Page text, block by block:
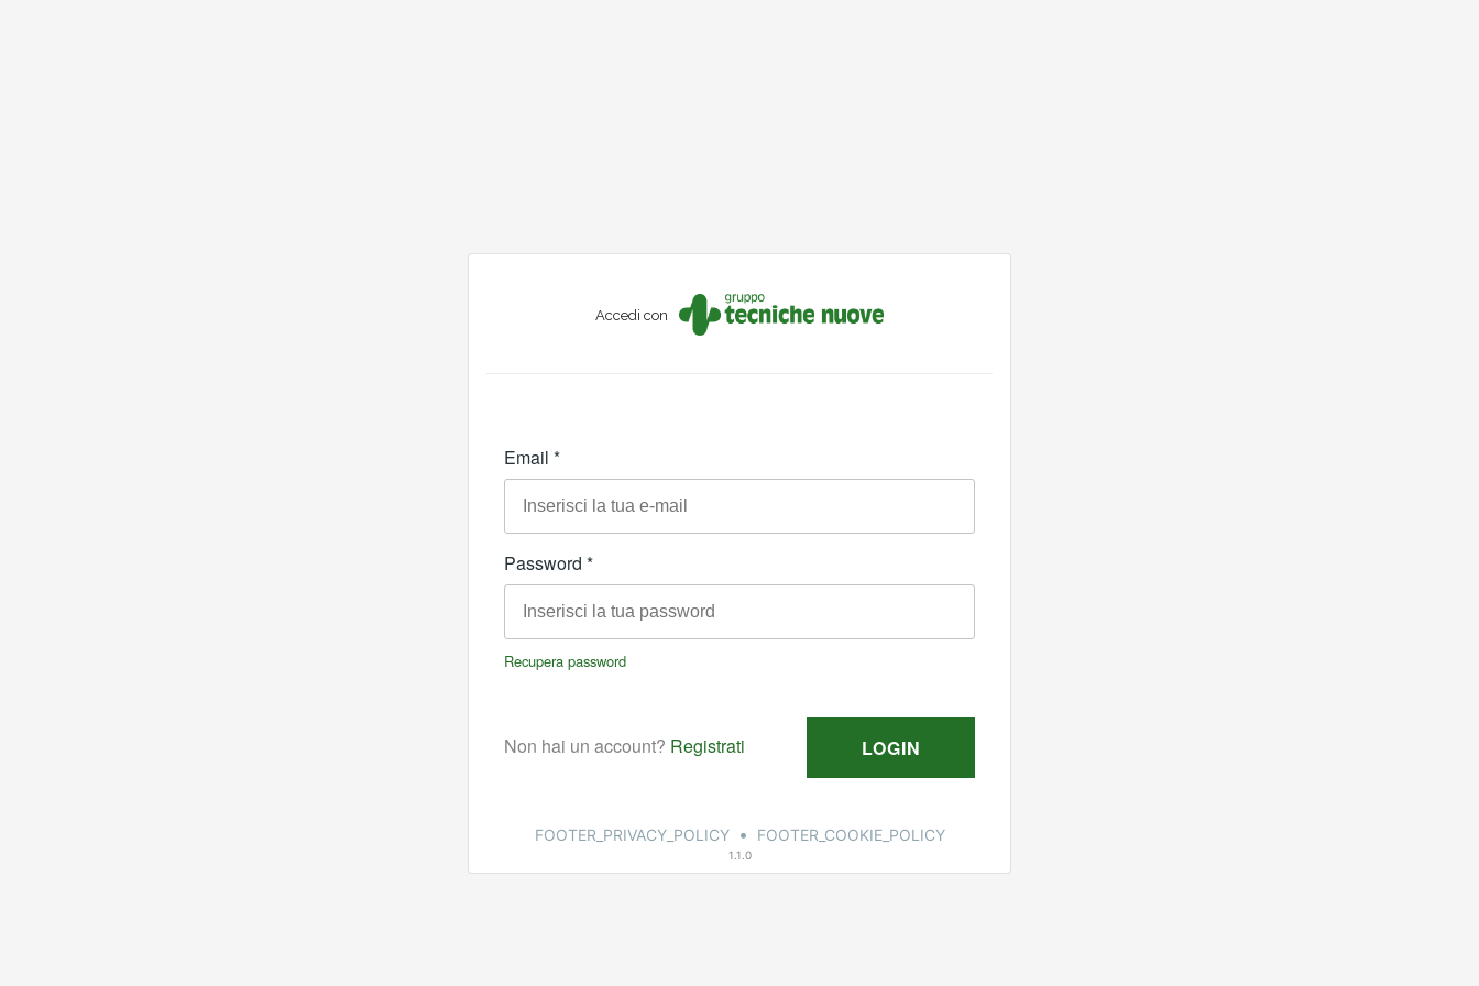
Accedi con
FOOTER_PRIVACY_POLICY • FOOTER_COOKIE_POLICY
1.1.0